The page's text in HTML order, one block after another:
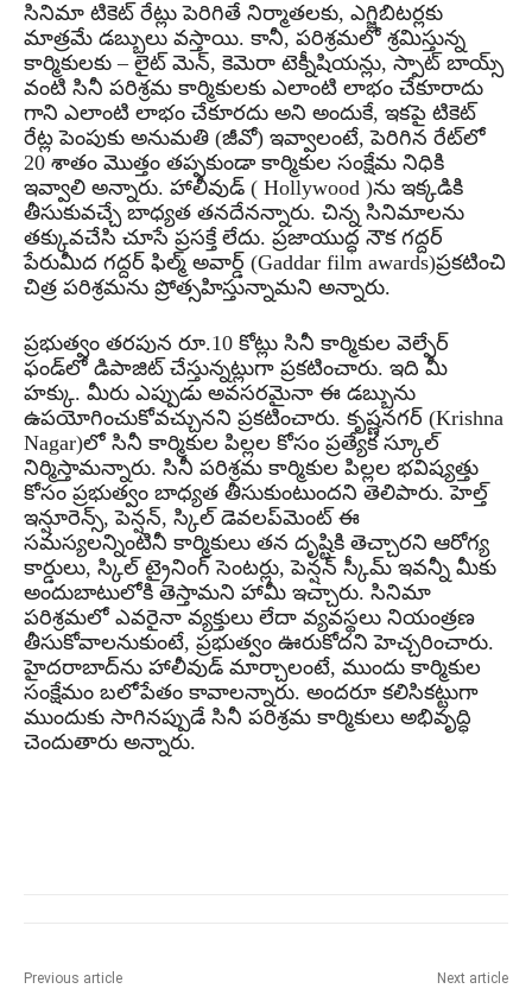
సినిమా టికెట్ రేట్లు పెరిగితే నిర్మాతలకు, ఎగ్జిబిటర్లకు
మాత్రమే డబ్బులు వస్తాయి. కానీ, పరిశ్రమలో శ్రమిస్తున్న
కార్మికులకు – లైట్ మెన్, కెమెరా టెక్నీషియన్లు, స్పాట్ బాయ్స్
వంటి సినీ పరిశ్రమ కార్మికులకు ఎలాంటి లాభం చేకూరాదు
గాని ఎలాంటి లాభం చేకూరదు అని అందుకే, ఇకపై టికెట్
రేట్ల పెంపుకు అనుమతి (జీవో) ఇవ్వాలంటే, పెరిగిన రేట్‌లో
20 శాతం మొత్తం తప్పకుండా కార్మికుల సంక్షేమ నిధికి
ఇవ్వాలి అన్నారు. హాలీవుడ్‌ ( Hollywood )ను ఇక్కడికి
తీసుకువచ్చే బాధ్యత తనదేనన్నారు. చిన్న సినిమాలను
తక్కువచేసి చూసే ప్రసక్తే లేదు. ప్రజాయుద్ధ నౌక గద్దర్‌
పేరుమీద గద్దర్‌ ఫిల్మ్‌ అవార్డ్ (Gaddar film awards)ప్రకటించి
చిత్ర పరిశ్రమను ప్రోత్సహిస్తున్నామని అన్నారు.
ప్రభుత్వం తరపున రూ.10 కోట్లు సినీ కార్మికుల వెల్ఫేర్
ఫండ్‌లో డిపాజిట్ చేస్తున్నట్లుగా ప్రకటించారు. ఇది మీ
హక్కు. మీరు ఎప్పుడు అవసరమైనా ఈ డబ్బును
ఉపయోగించుకోవచ్చునని ప్రకటించారు. కృష్ణనగర్ (Krishna
Nagar)లో సినీ కార్మికుల పిల్లల కోసం ప్రత్యేక స్కూల్
నిర్మిస్తామన్నారు. సినీ పరిశ్రమ కార్మికుల పిల్లల భవిష్యత్తు
కోసం ప్రభుత్వం బాధ్యత తీసుకుంటుందని తెలిపారు. హెల్త్
ఇన్షూరెన్స్, పెన్షన్, స్కిల్ డెవలప్‌మెంట్ ఈ
సమస్యలన్నింటినీ కార్మికులు తన దృష్టికి తెచ్చారని ఆరోగ్య
కార్డులు, స్కిల్ ట్రైనింగ్ సెంటర్లు, పెన్షన్ స్కీమ్ ఇవన్నీ మీకు
అందుబాటులోకి తెస్తామని హామీ ఇచ్చారు. సినిమా
పరిశ్రమలో ఎవరైనా వ్యక్తులు లేదా వ్యవస్థలు నియంత్రణ
తీసుకోవాలనుకుంటే, ప్రభుత్వం ఊరుకోదని హెచ్చరించారు.
హైదరాబాద్‌ను హాలీవుడ్ మార్చాలంటే, ముందు కార్మికుల
సంక్షేమం బలోపేతం కావాలన్నారు. అందరూ కలిసికట్టుగా
ముందుకు సాగినప్పుడే సినీ పరిశ్రమ కార్మికులు అభివృద్ధి
చెందుతారు అన్నారు.
Previous article Next article